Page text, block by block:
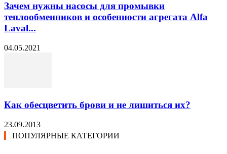
Зачем нужны насосы для промывки
теплообменников и особенности агрегата Alfa
Laval...
04.05.2021
Как обесцветить брови и не лишиться их?
23.09.2013
ПОПУЛЯРНЫЕ КАТЕГОРИИ